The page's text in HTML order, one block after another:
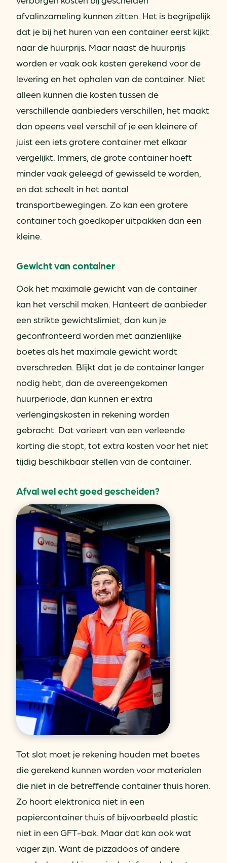
afvalinzameling kunnen zitten. Het is begrijpelijk
dat je bij het huren van een container eerst kijkt
naar de huurprijs. Maar naast de huurprijs
worden er vaak ook kosten gerekend voor de
levering en het ophalen van de container. Niet
alleen kunnen die kosten tussen de
verschillende aanbieders verschillen, het maakt
dan opeens veel verschil of je een kleinere of
juist een iets grotere container met elkaar
vergelijkt. Immers, de grote container hoeft
minder vaak geleegd of gewisseld te worden,
en dat scheelt in het aantal
transportbewegingen. Zo kan een grotere
container toch goedkoper uitpakken dan een
kleine.
Gewicht van container
Ook het maximale gewicht van de container
kan het verschil maken. Hanteert de aanbieder
een strikte gewichtslimiet, dan kun je
geconfronteerd worden met aanzienlijke
boetes als het maximale gewicht wordt
overschreden. Blijkt dat je de container langer
nodig hebt, dan de overeengekomen
huurperiode, dan kunnen er extra
verlengingskosten in rekening worden
gebracht. Dat varieert van een verleende
korting die stopt, tot extra kosten voor het niet
tijdig beschikbaar stellen van de container.
Afval wel echt goed gescheiden?
Tot slot moet je rekening houden met boetes
die gerekend kunnen worden voor materialen
die niet in de betreffende container thuis horen.
Zo hoort elektronica niet in een
papiercontainer thuis of bijvoorbeeld plastic
niet in een GFT-bak. Maar dat kan ook wat
vager zijn. Want de pizzadoos of andere